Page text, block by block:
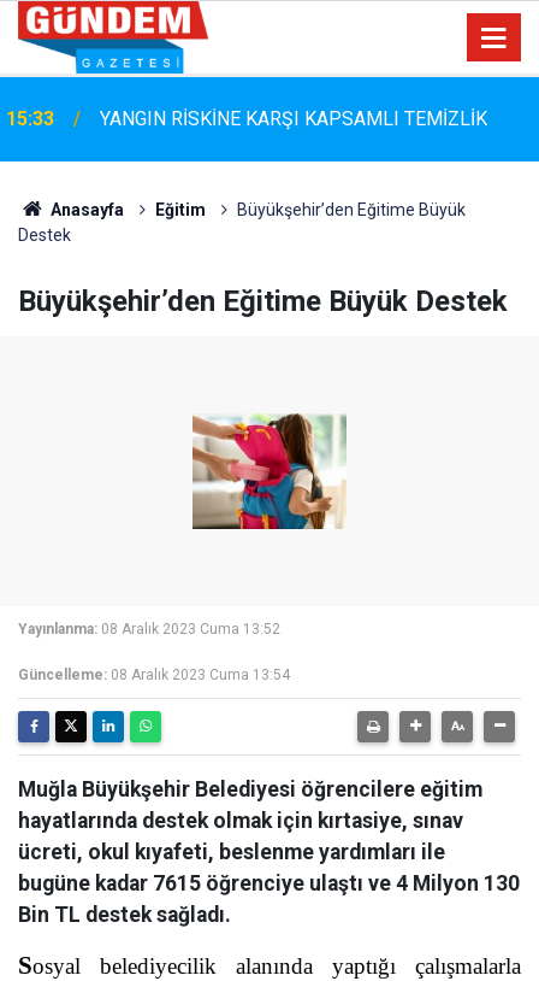
15:06
Marmaris Belediyespor'da Altyapıya Güçlü Takviye:
Mustafa Çolakoğlu ile Sözleşme İmzalandı
Anasayfa Eğitim
Büyükşehir’den Eğitime Büyük
Destek
Büyükşehir’den Eğitime Büyük Destek
Yayınlanma: 08 Aralık 2023 Cuma 13:52
Güncelleme: 08 Aralık 2023 Cuma 13:54
Muğla Büyükşehir Belediyesi öğrencilere eğitim
hayatlarında destek olmak için kırtasiye, sınav
ücreti, okul kıyafeti, beslenme yardımları ile
bugüne kadar 7615 öğrenciye ulaştı ve 4 Milyon 130
Bin TL destek sağladı.
Sosyal belediyecilik alanında yaptığı çalışmalarla